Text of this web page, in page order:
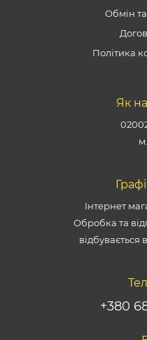
Обмін
Політика
Як
Інтернет
Обробка та
відбувається
+380